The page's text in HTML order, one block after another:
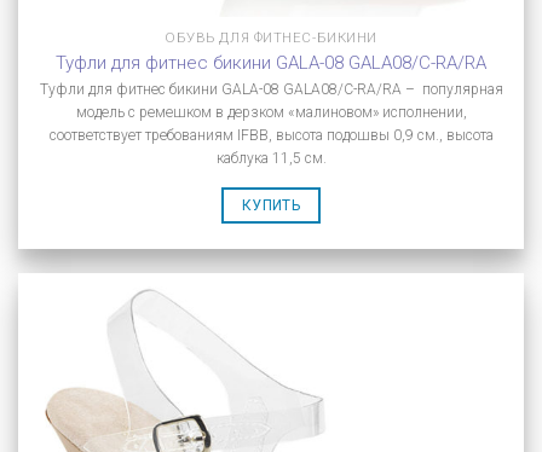
ОБУВЬ ДЛЯ ФИТНЕС-БИКИНИ
Туфли для фитнес бикини GALA-08 GALA08/C-RA/RA
Туфли для фитнес бикини GALA-08 GALA08/C-RA/RA – популярная
модель с ремешком в дерзком «малиновом» исполнении,
соответствует требованиям IFBB, высота подошвы 0,9 см., высота
каблука 11,5 см.
КУПИТЬ